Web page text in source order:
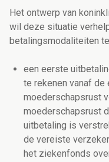
Het ontwerp van
wil deze situatie
betalingsmodaliteiten
een eerste
te rekenen vanaf de
moederschapsrust
moederschapsrust
uitbetaling is
de vereiste
het ziekenfonds